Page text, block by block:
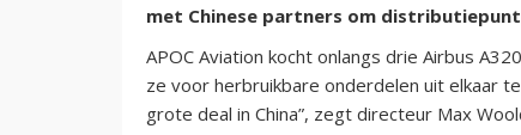
met Chinese partners om
APOC Aviation kocht onlangs drie Airbus
ze voor herbruikbare onderdelen uit elkaar
grote deal in China”, zegt directeur Max